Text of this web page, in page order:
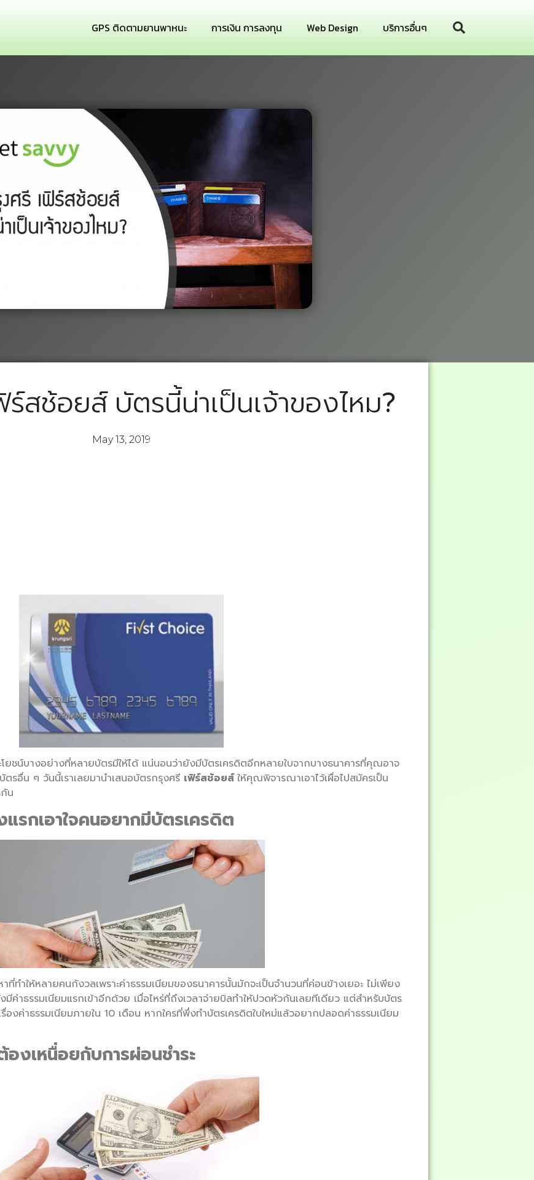
GPS ติดตามยานพาหนะ การเงิน การลงทุน Web Design บริการอื่นๆ
สช้อยส์ บัตรนี้น่าเป็นเจ้าของไหม?
May 13, 2019
ยชน์บางอย่างที่หลายบัตรมีให้ได้ แน่นอนว่ายังมีบัตรเครดิตอีกหลายใบจากบางธนาคารที่คุณอาจ
รอื่น ๆ วันนี้เราเลยมานำเสนอบัตรกรุงศรี เฟิร์สช้อยส์ให้คุณพิจารณาเอาไว้เผื่อไปสมัครเป็น
น
แรกเอาใจคนอยากมีบัตรเครดิต
ทำให้หลายคนกังวลเพราะค่าธรรมเนียมของธนาคารนั้นมักจะเป็นจำนวนที่ค่อนข้างเยอะ ไม่เพียง
ค่าธรรมเนียมแรกเข้าอีกด้วย เมื่อไหร่ที่ถึงเวลาจ่ายบิลทำให้ปวดหัวกันเลยทีเดียว แต่สำหรับบัตร
องค่าธรรมเนียมภายใน 10 เดือน หากใครที่พึ่งทำบัตรเครดิตใบใหม่แล้วอยากปลอดค่าธรรมเนียม
งเหนื่อยกับการผ่อนชำระ